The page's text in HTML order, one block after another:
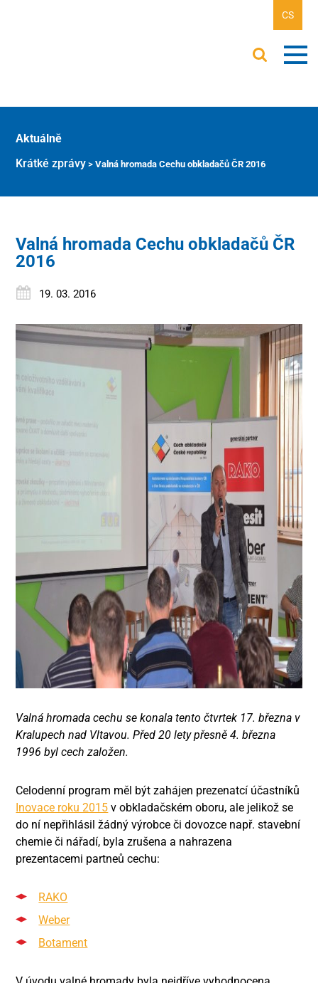
CS
Aktuálně
Krátké zprávy >Valná hromada Cechu obkladačů ČR 2016
Valná hromada Cechu obkladačů ČR
2016
19. 03. 2016
Valná hromada cechu se konala tento čtvrtek 17. března v
Kralupech nad Vltavou. Před 20 lety přesně 4. března
1996 byl cech založen.
Celodenní program měl být zahájen prezenatcí účastníků
Inovace roku 2015 v obkladačském oboru, ale jelikož se
do ní nepřihlásil žádný výrobce či dovozce např. stavební
chemie či nářadí, byla zrušena a nahrazena
prezentacemi partneů cechu:
RAKO
Weber
Botament